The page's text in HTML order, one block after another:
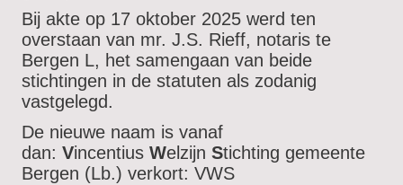
Bij akte op 17 oktober 2025 werd ten
overstaan van mr. J.S. Rieff, notaris te
Bergen L, het samengaan van beide
stichtingen in de statuten als zodanig
vastgelegd.
De nieuwe naam is vanaf
dan: Vincentius Welzijn Stichting gemeente
Bergen (Lb.) verkort: VWS